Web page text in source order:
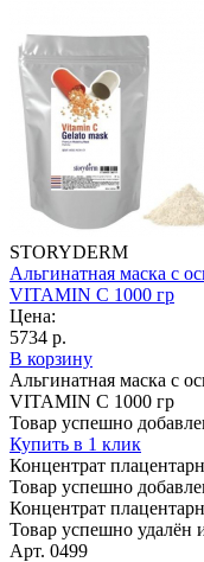
STORYDERM
Альгинатная маска с
VITAMIN C 1000 гр
Цена:
5734 р.
В корзину
Альгинатная маска с
VITAMIN C 1000 гр
Товар успешно
Купить в 1 клик
Концентрат
Товар успешно
Концентрат
Товар успешно удалён
Арт. 0499